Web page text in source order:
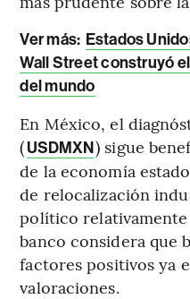
Ver más: Estados
Wall Street construyó
del mundo
En México, el
(USDMXN) sigue
de la economía
de relocalización
político relativamente
banco considera que
factores positivos ya
valoraciones.